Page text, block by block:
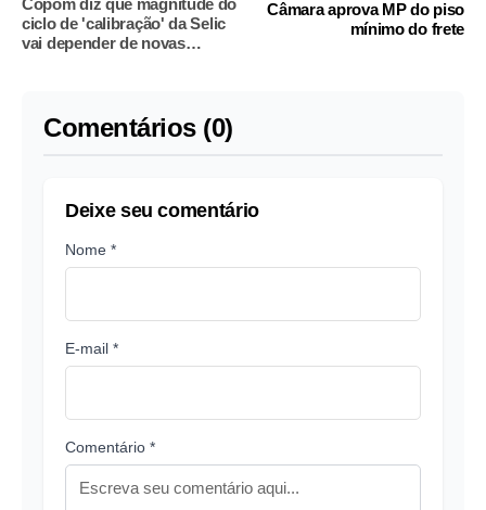
Copom diz que magnitude do
ciclo de 'calibração' da Selic
vai depender de novas
Câmara aprova MP do piso
mínimo do frete
Comentários (0)
Deixe seu comentário
Nome *
E-mail *
Comentário *